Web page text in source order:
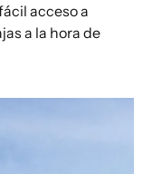
acceso a
a la hora de